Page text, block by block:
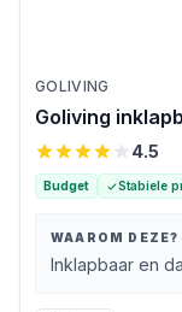
GOLIVING
Goliving
4.5
Budget Stabiele
WAAROM DEZE?
Inklapbaar en